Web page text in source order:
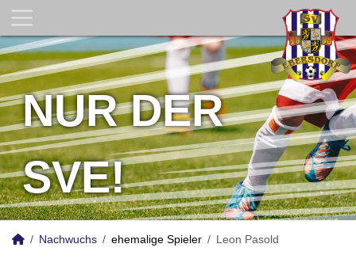
NUR DER
SVE!
Nachwuchs ehemalige Spieler Leon Pasold